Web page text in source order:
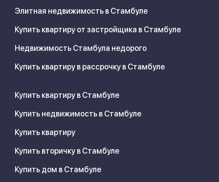
Элитная недвижимость в Стамбуле
Купить квартиру от застройщика в Стамбуле
Недвижимость Стамбула недорого
Купить квартиру в рассрочку в Стамбуле
Купить квартиру в Стамбуле
Купить недвижимость в Стамбуле
Купить квартиру
Купить вторичку в Стамбуле
Купить дом в Стамбуле